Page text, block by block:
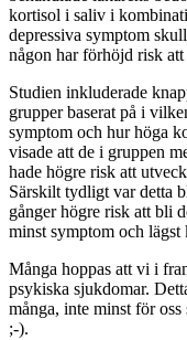
kortisol i saliv i
depressiva symptom
någon har förhöjd risk
Studien inkluderade
grupper baserat på i
symptom och hur höga
visade att de i gruppen
hade högre risk att
Särskilt tydligt var detta
gånger högre risk att bli
minst symptom och lägst
Många hoppas att vi i
psykiska sjukdomar.
många, inte minst för
;-).